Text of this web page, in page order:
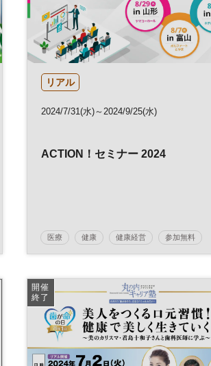
リアル
2024/7/31(水)～2024/9/25(水)
ACTION！セミナー 2024
医療 健康 健康経営 参加無料
開催
終了